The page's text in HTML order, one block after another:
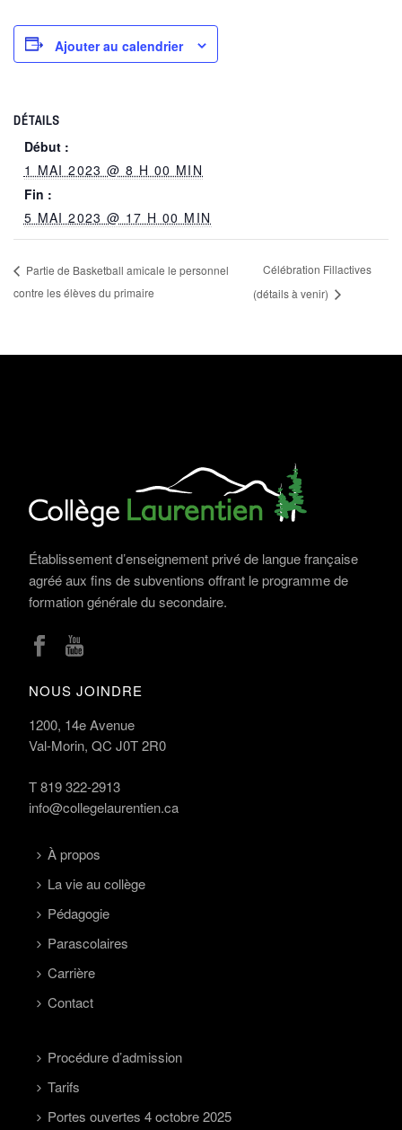
Ajouter au calendrier
DÉTAILS
Début :
1 MAI 2023 @ 8 H 00 MIN
Fin :
5 MAI 2023 @ 17 H 00 MIN
Partie de Basketball amicale le personnel
contre les élèves du primaire
Célébration Fillactives
(détails à venir)
Établissement d’enseignement privé de langue française
agréé aux fins de subventions offrant le programme de
formation générale du secondaire.
NOUS JOINDRE
1200, 14e Avenue
Val-Morin, QC J0T 2R0
T819 322-2913
info@collegelaurentien.ca
À propos
La vie au collège
Pédagogie
Parascolaires
Carrière
Contact
Procédure d’admission
Tarifs
Portes ouvertes 4 octobre 2025